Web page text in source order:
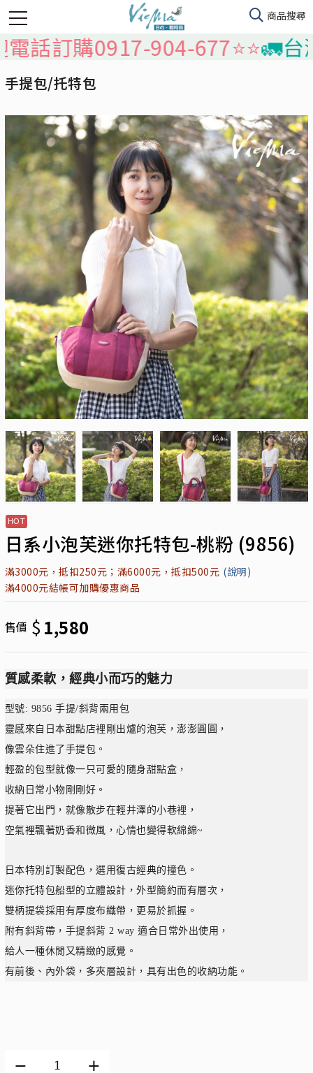
訂購0917-904-677⭐️⭐️🚛台灣本
手提包/托特包
日系小泡芙迷你托特包-桃粉 (9856)
滿3000元，抵扣250元；滿6000元，抵扣500元 (說明)
滿4000元結帳可加購優惠商品
售價 $ 1,580
質感柔軟，經典小而巧的魅力
型號: 9856 手提/斜背兩用包
靈感來自日本甜點店裡剛出爐的泡芙，澎澎圓圓，
像雲朵住進了手提包。
輕盈的包型就像一只可愛的隨身甜點盒，
收納日常小物剛剛好。
提著它出門，就像散步在輕井澤的小巷裡，
空氣裡飄著奶香和微風，心情也變得軟綿綿~
日本特別訂製配色，選用復古經典的撞色。
迷你托特包船型的立體設計，外型簡約而有層次，
雙柄提袋採用有厚度布織帶，更易於抓握。
附有斜背帶，手提斜背 2 way 適合日常外出使用，
給人一種休閒又精緻的感覺。
有前後、內外袋，多夾層設計，具有出色的收納功能。